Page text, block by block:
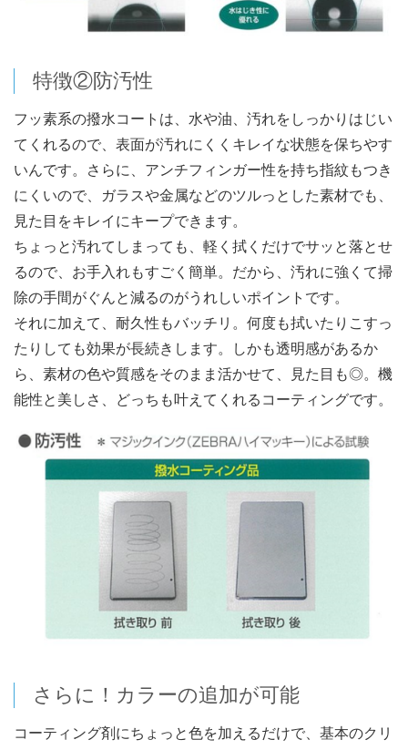
特徴②防汚性
フッ素系の撥水コートは、水や油、汚れをしっかりはじい
てくれるので、表面が汚れにくくキレイな状態を保ちやす
いんです。さらに、アンチフィンガー性を持ち指紋もつき
にくいので、ガラスや金属などのツルっとした素材でも、
見た目をキレイにキープできます。
ちょっと汚れてしまっても、軽く拭くだけでサッと落とせ
るので、お手入れもすごく簡単。だから、汚れに強くて掃
除の手間がぐんと減るのがうれしいポイントです。
それに加えて、耐久性もバッチリ。何度も拭いたりこすっ
たりしても効果が長続きします。しかも透明感があるか
ら、素材の色や質感をそのまま活かせて、見た目も◎。機
能性と美しさ、どっちも叶えてくれるコーティングです。
さらに！カラーの追加が可能
コーティング剤にちょっと色を加えるだけで、基本のクリ